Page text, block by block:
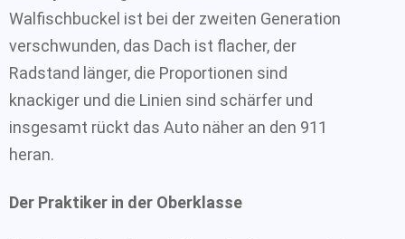
Walfischbuckel ist bei der zweiten Generation
verschwunden, das Dach ist flacher, der
Radstand länger, die Proportionen sind
knackiger und die Linien sind schärfer und
insgesamt rückt das Auto näher an den 911
heran.
Der Praktiker in der Oberklasse